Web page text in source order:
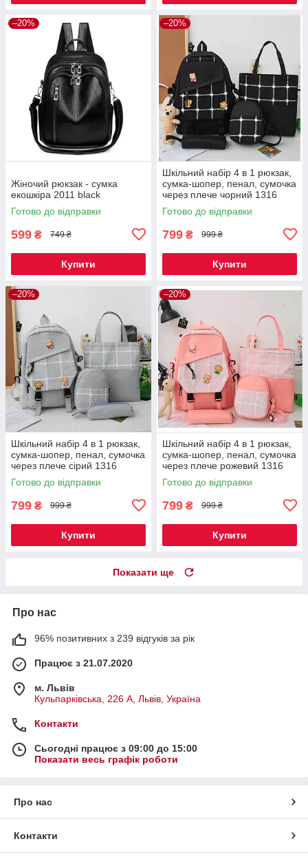
–20%
Жіночий рюкзак - сумка
екошкіра 2011 black
Готово до відправки
599 ₴ 749 ₴
Купити
–20%
Шкільний набір 4 в 1 рюкзак,
сумка-шопер, пенал, сумочка
через плече чорний 1316
Готово до відправки
799 ₴ 999 ₴
Купити
–20%
Шкільний набір 4 в 1 рюкзак,
сумка-шопер, пенал, сумочка
через плече сірий 1316
Готово до відправки
799 ₴ 999 ₴
Купити
–20%
Шкільний набір 4 в 1 рюкзак,
сумка-шопер, пенал, сумочка
через плече рожевий 1316
Готово до відправки
799 ₴ 999 ₴
Купити
Показати ще
Про нас
96% позитивних з 239 відгуків за рік
Працює з 21.07.2020
м. Львів
Кульпарківська, 226 А, Львів, Україна
Контакти
Сьогодні працює з 09:00 до 15:00
Показати весь графік роботи
Про нас
Контакти